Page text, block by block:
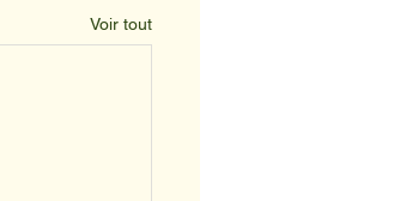
Voir tout